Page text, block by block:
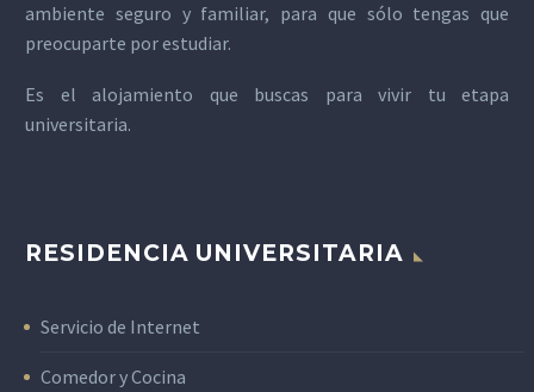
ambiente seguro y familiar, para que sólo tengas que
preocuparte por estudiar.
Es el alojamiento que buscas para vivir tu etapa
universitaria.
RESIDENCIA UNIVERSITARIA
Servicio de Internet
Comedor y Cocina